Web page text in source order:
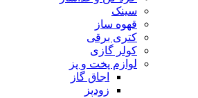
سینک
قهوه ساز
کتری برقی
کولر گازی
لوازم پخت و پز
اجاق گاز
زودپز